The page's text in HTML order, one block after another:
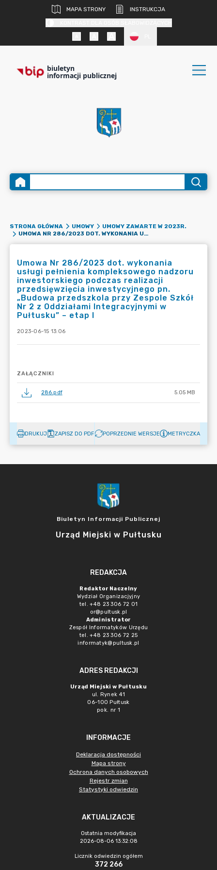
MAPA STRONY
INSTRUKCJA
biuletyn
informacji publicznej
STRONA GŁÓWNA UMOWY
UMOWY ZAWARTE W 2023R.
UMOWA NR 286/2023 DOT. WYKONANIA USŁUGI PEŁNIENIA KOMPLEKSOWEGO NADZORU INWESTORSKIEGO PODCZAS REALIZACJI PRZEDSIĘWZIĘCIA INWESTYCYJNEGO PN. „BUDOWA PRZEDSZKOLA PRZY ZESPOLE SZKÓŁ NR 2 Z ODDZIAŁAMI INTEGRACYJNYMI W PUŁTUSKU” – ETAP I
Umowa Nr 286/2023 dot. wykonania
usługi pełnienia kompleksowego nadzoru
inwestorskiego podczas realizacji
przedsięwzięcia inwestycyjnego pn.
„Budowa przedszkola przy Zespole Szkół
Nr 2 z Oddziałami Integracyjnymi w
Pułtusku” – etap I
2023-06-15 13:06
ZAŁĄCZNIKI
286.pdf 5.05 MB
DRUKUJ ZAPISZ DO PDF POPRZEDNIE WERSJE METRYCZKA
Biuletyn Informacji Publicznej
Urząd Miejski w Pułtusku
REDAKCJA
Redaktor Naczelny
Wydział Organizacjyjny
tel. +48 23 306 72 01
or@pultusk.pl
Administrator
Zespół Informatyków Urzędu
tel. +48 23 306 72 25
informatyk@pultusk.pl
ADRES REDAKCJI
Urząd Miejski w Pułtusku
ul. Rynek 41
06-100 Pułtusk
pok. nr 1
INFORMACJE
Deklaracja dostępności
Mapa strony
Ochrona danych osobowych
Rejestr zmian
Statystyki odwiedzin
AKTUALIZACJE
Ostatnia modyfikacja
2026-08-06 13:32:08
Licznik odwiedzin ogółem
372 266